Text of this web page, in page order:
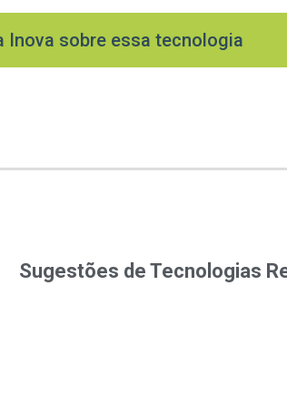
Inova sobre essa tecnologia
Sugestões de Tecnologias